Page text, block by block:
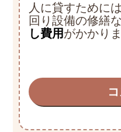
人に貸すために
回り設備の修繕な
し費用がかかりま